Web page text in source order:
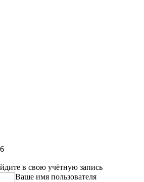
в свою учётную запись
Ваше имя пользователя